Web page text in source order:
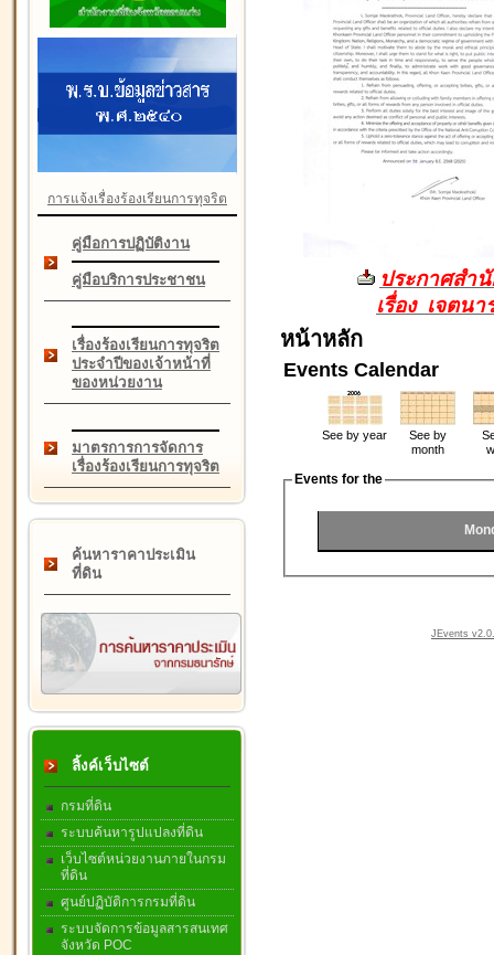
การแจ้งเรื่องร้องเรียนการทุจริต
คู่มือการปฏิบัติงาน
คู่มือบริการประชาชน
เรื่องร้องเรียนการทุจริต
ประจำปีของเจ้าหน้าที่
ของหน่วยงาน
มาตรการการจัดการ
เรื่องร้องเรียนการทุจริต
ค้นหาราคาประเมิน
ที่ดิน
ลิ้งค์เว็บไซต์
กรมที่ดิน
ระบบค้นหารูปแปลงที่ดิน
เว็บไซต์หน่วยงานภายในกรม
ที่ดิน
ศูนย์ปฏิบัติการกรมที่ดิน
ระบบจัดการข้อมูลสารสนเทศ
จังหวัด POC
ประกาศสำ
เรื่อง เจตน
หน้าหลัก
Events Calendar
See by year
See by
month
Events for the
JEvents